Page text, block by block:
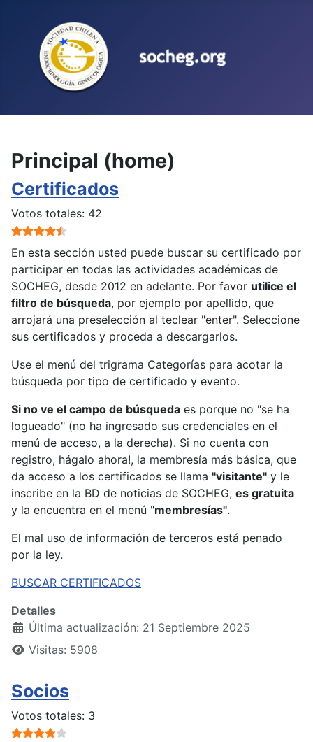
Principal (home)
Certificados
Ratio: 4.5/5
Votos totales: 42
En esta sección usted puede buscar su certificado por
participar en todas las actividades académicas de
SOCHEG, desde 2012 en adelante. Por favor utilice el
filtro de búsqueda, por ejemplo por apellido, que
arrojará una preselección al teclear "enter". Seleccione
sus certificados y proceda a descargarlos.
Use el menú del trigrama Categorías para acotar la
búsqueda por tipo de certificado y evento.
Si no ve el campo de búsqueda es porque no "se ha
logueado" (no ha ingresado sus credenciales en el
menú de acceso, a la derecha). Si no cuenta con
registro, hágalo ahora!, la membresía más básica, que
da acceso a los certificados se llama "visitante" y le
inscribe en la BD de noticias de SOCHEG; es gratuita
y la encuentra en el menú "membresías".
El mal uso de información de terceros está penado
por la ley.
BUSCAR CERTIFICADOS
Detalles
Última actualización: 21 Septiembre 2025
Visitas: 5908
Socios
Ratio: 4/5
Votos totales: 3